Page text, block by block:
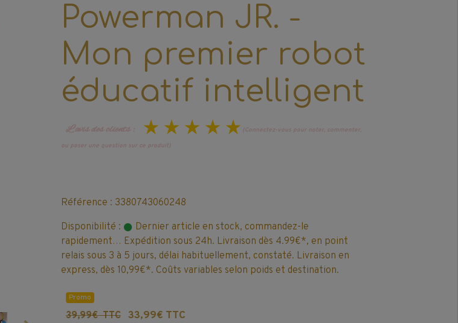
Powerman JR. -
Mon premier robot
éducatif intelligent
L’avis des clients :
(Connectez-vous pour noter, commenter,
ou poser une question sur ce produit)
Référence : 3380743060248
Disponibilité :
Dernier article en stock, commandez-le
rapidement… Expédition sous 24h. Livraison dès 4.99€*, en point
relais sous 3 à 5 jours, délai habituellement, constaté. Livraison en
express, dès 10,99€*. Coûts variables selon poids et destination.
Promo
39,99€ TTC 33,99€ TTC